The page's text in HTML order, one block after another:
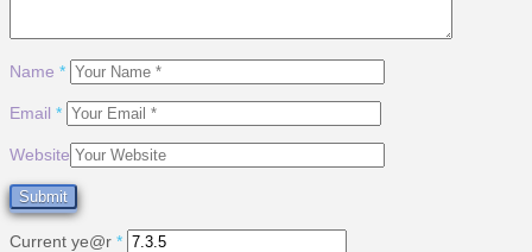
Name *
Email *
Website
Current ye@r *